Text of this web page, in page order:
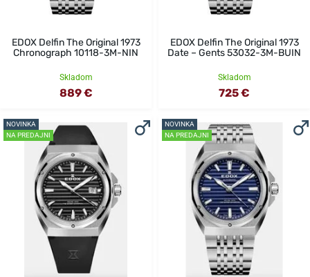
EDOX Delfin The Original 1973
Chronograph 10118-3M-NIN
Skladom
889 €
EDOX Delfin The Original 1973
Date – Gents 53032-3M-BUIN
Skladom
725 €
NOVINKA
NA PREDAJNI
NOVINKA
NA PREDAJNI